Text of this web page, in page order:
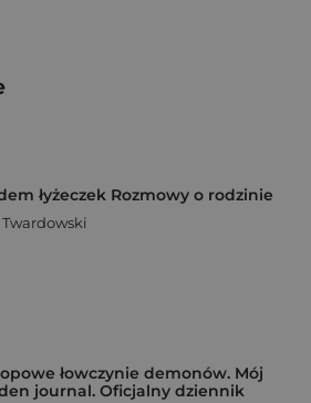
łyżeczek Rozmowy o rodzinie
łowczynie demonów. Mój
journal. Oficjalny dziennik